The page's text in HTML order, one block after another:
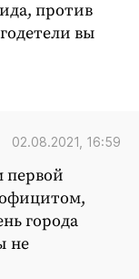
против
вы
02.08.2021, 16:59
первой
города
не